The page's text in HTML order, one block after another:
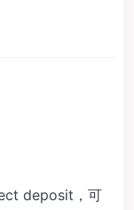
deposit，可